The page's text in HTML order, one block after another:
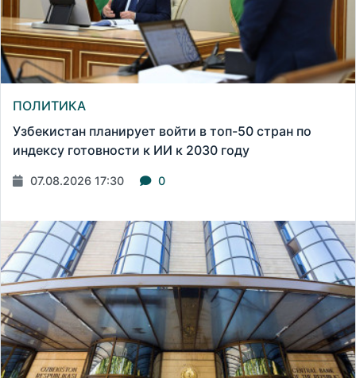
ПОЛИТИКА
Узбекистан планирует войти в топ-50 стран по
индексу готовности к ИИ к 2030 году
07.08.2026 17:30 0